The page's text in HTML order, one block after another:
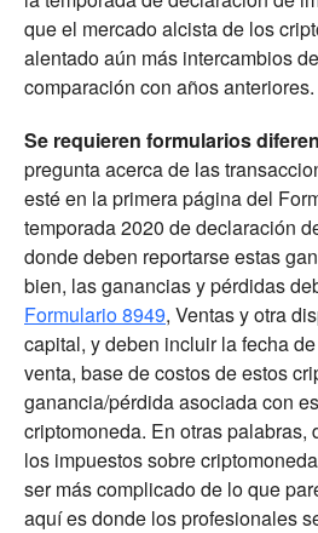
que el mercado alcista de los
alentado aún más intercambios
comparación con años anteriores.
Se requieren formularios
pregunta acerca de las
esté en la primera página del
temporada 2020 de declaración
donde deben reportarse estas
bien, las ganancias y pérdidas
Formulario 8949, Ventas y otra
capital, y deben incluir la fecha
venta, base de costos de estos
ganancia/pérdida asociada con
criptomoneda. En otras palabras,
los impuestos sobre
ser más complicado de lo que
aquí es donde los profesionales